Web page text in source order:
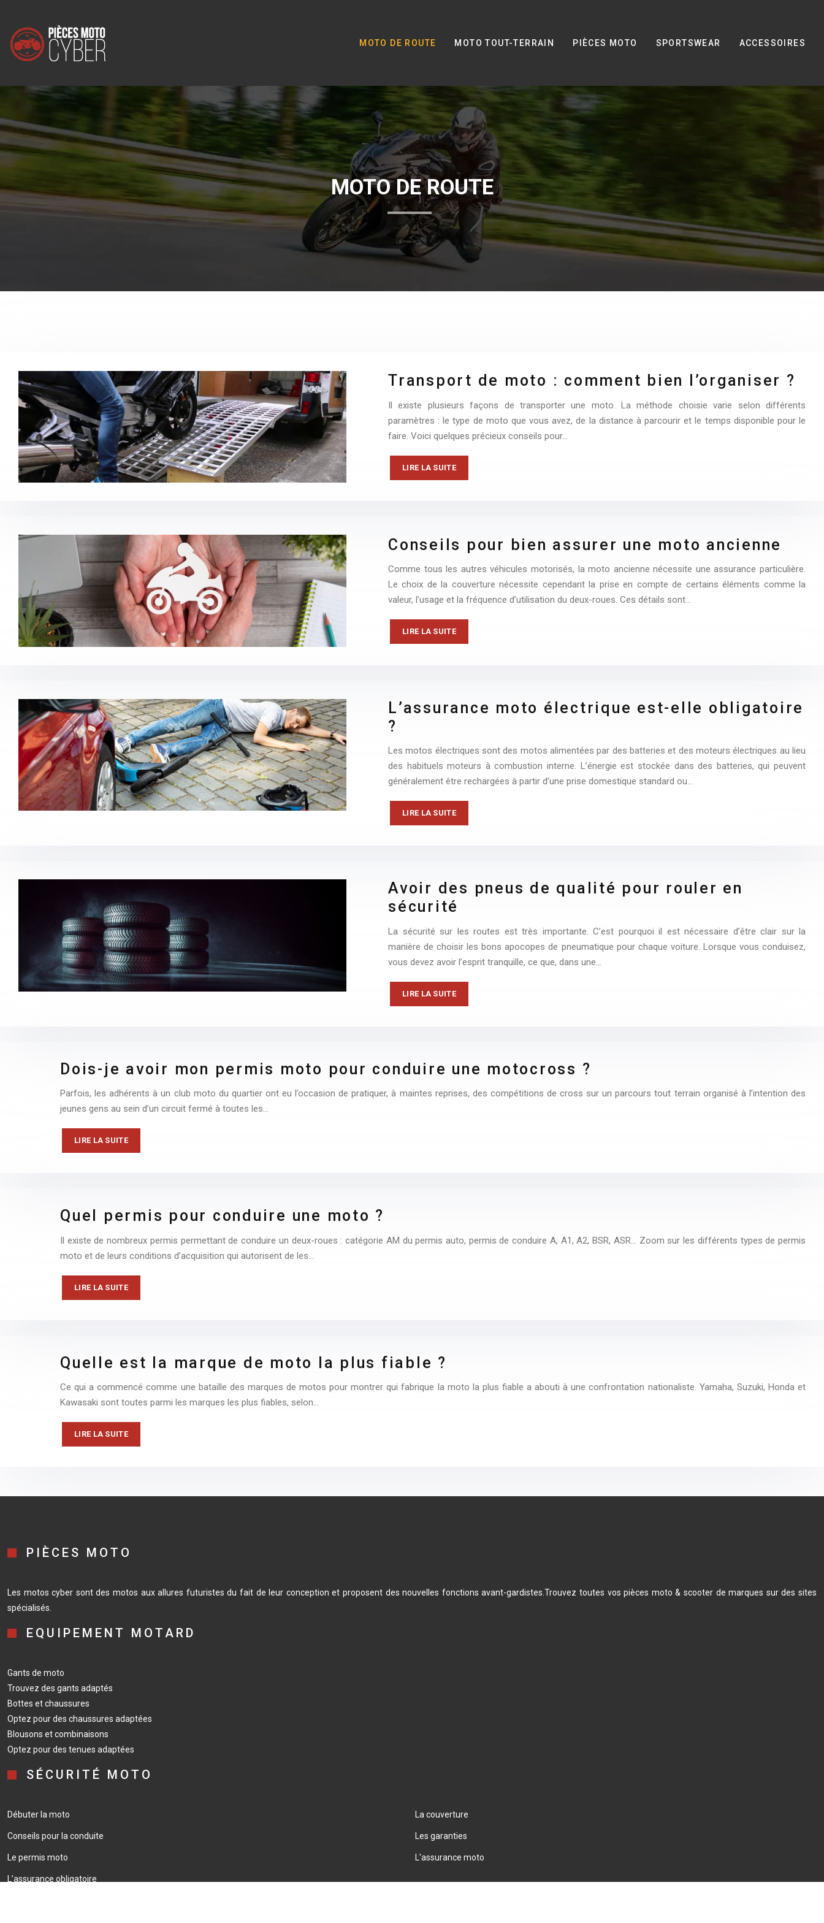
MOTO DE ROUTE MOTO TOUT-TERRAIN PIÈCES MOTO SPORTSWEAR ACCESSOIRES
MOTO DE ROUTE
Transport de moto : comment bien l’organiser ?
Il existe plusieurs façons de transporter une moto. La méthode choisie varie selon différents
paramètres : le type de moto que vous avez, de la distance à parcourir et le temps disponible pour le
faire. Voici quelques précieux conseils pour…
LIRE LA SUITE
Conseils pour bien assurer une moto ancienne
Comme tous les autres véhicules motorisés, la moto ancienne nécessite une assurance particulière.
Le choix de la couverture nécessite cependant la prise en compte de certains éléments comme la
valeur, l’usage et la fréquence d’utilisation du deux-roues. Ces détails sont…
LIRE LA SUITE
L’assurance moto électrique est-elle obligatoire
?
Les motos électriques sont des motos alimentées par des batteries et des moteurs électriques au lieu
des habituels moteurs à combustion interne. L’énergie est stockée dans des batteries, qui peuvent
généralement être rechargées à partir d’une prise domestique standard ou…
LIRE LA SUITE
Avoir des pneus de qualité pour rouler en
sécurité
La sécurité sur les routes est très importante. C’est pourquoi il est nécessaire d’être clair sur la
manière de choisir les bons apocopes de pneumatique pour chaque voiture. Lorsque vous conduisez,
vous devez avoir l’esprit tranquille, ce que, dans une…
LIRE LA SUITE
Dois-je avoir mon permis moto pour conduire une motocross ?
Parfois, les adhérents à un club moto du quartier ont eu l’occasion de pratiquer, à maintes reprises, des compétitions de cross sur un parcours tout terrain organisé à l’intention des
jeunes gens au sein d’un circuit fermé à toutes les…
LIRE LA SUITE
Quel permis pour conduire une moto ?
Il existe de nombreux permis permettant de conduire un deux-roues : catégorie AM du permis auto, permis de conduire A, A1, A2, BSR, ASR… Zoom sur les différents types de permis
moto et de leurs conditions d’acquisition qui autorisent de les…
LIRE LA SUITE
Quelle est la marque de moto la plus fiable ?
Ce qui a commencé comme une bataille des marques de motos pour montrer qui fabrique la moto la plus fiable a abouti à une confrontation nationaliste. Yamaha, Suzuki, Honda et
Kawasaki sont toutes parmi les marques les plus fiables, selon…
LIRE LA SUITE
PIÈCES MOTO
Les motos cyber sont des motos aux allures futuristes du fait de leur conception et proposent des nouvelles fonctions avant-gardistes.Trouvez toutes vos pièces moto & scooter de marques sur des sites
spécialisés.
EQUIPEMENT MOTARD
Gants de moto
Trouvez des gants adaptés
Bottes et chaussures
Optez pour des chaussures adaptées
Blousons et combinaisons
Optez pour des tenues adaptées
SÉCURITÉ MOTO
Débuter la moto
Conseils pour la conduite
Le permis moto
L’assurance obligatoire
La couverture
Les garanties
L'assurance moto